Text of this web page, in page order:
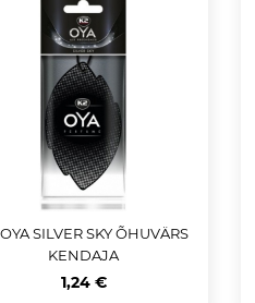
SILVER SKY ÕHUVÄRS
KENDAJA
1,24 €